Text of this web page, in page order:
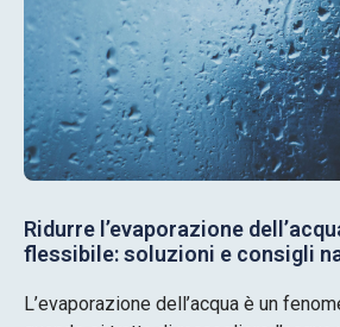
Ridurre l’evaporazione
flessibile: soluzioni e consigli
L’evaporazione dell’acqua è un